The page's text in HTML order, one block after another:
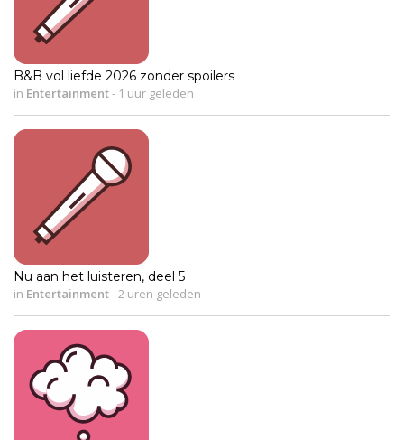
B&B vol liefde 2026 zonder spoilers
in Entertainment- 1 uur geleden
Nu aan het luisteren, deel 5
in Entertainment- 2 uren geleden